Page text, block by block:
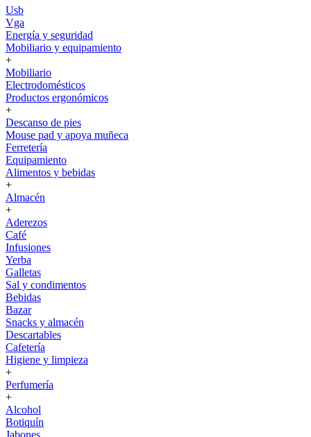
Usb
Vga
Energía y seguridad
Mobiliario y equipamiento
+
Mobiliario
Electrodomésticos
Productos ergonómicos
+
Descanso de pies
Mouse pad y apoya muñeca
Ferretería
Equipamiento
Alimentos y bebidas
+
Almacén
+
Aderezos
Café
Infusiones
Yerba
Galletas
Sal y condimentos
Bebidas
Bazar
Snacks y almacén
Descartables
Cafetería
Higiene y limpieza
+
Perfumería
+
Alcohol
Botiquín
Jabones